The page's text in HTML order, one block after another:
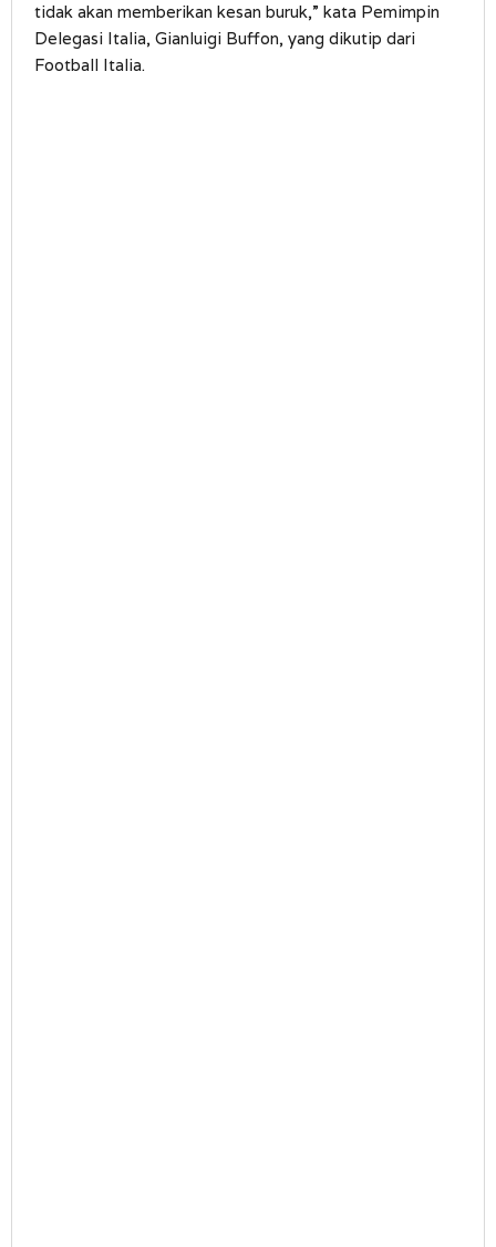
tidak akan memberikan kesan buruk,” kata Pemimpin
Delegasi Italia, Gianluigi Buffon, yang dikutip dari
Football Italia.